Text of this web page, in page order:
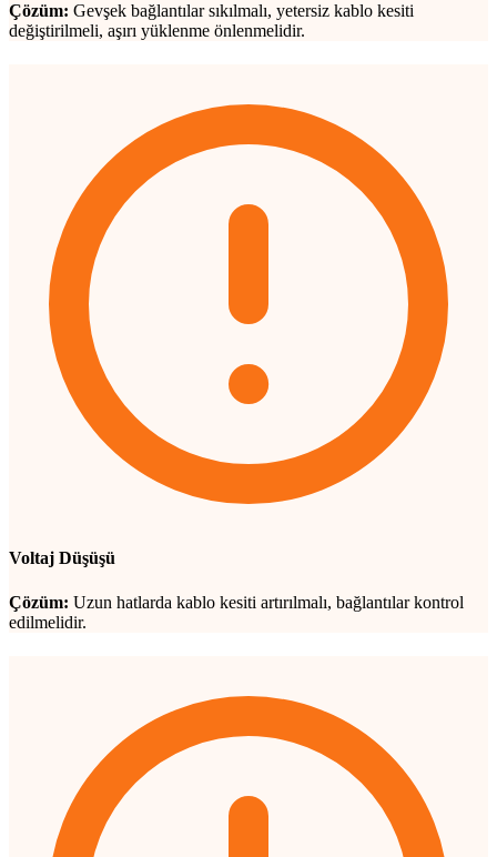
Çözüm: Gevşek bağlantılar sıkılmalı, yetersiz kablo kesiti
değiştirilmeli, aşırı yüklenme önlenmelidir.
Voltaj Düşüşü
Çözüm: Uzun hatlarda kablo kesiti artırılmalı, bağlantılar kontrol
edilmelidir.